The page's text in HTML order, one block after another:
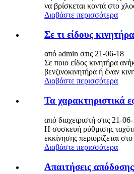
να βρίσκεται κοντά στο
Διαβάστε περισσότερα
Σε τι είδους
από admin στις 21-06-18
Σε ποιο είδος κινητήρα
βενζινοκινητήρα ή έναν
Διαβάστε περισσότερα
Τα χαρακτηριστικά
από διαχειριστή στις 21-06-
Η συσκευή ρύθμισης
εκκίνησης περιορίζεται
Διαβάστε περισσότερα
Απαιτήσεις